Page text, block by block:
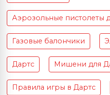
Аэрозольные пистолеты
Газовые балончики
Дартс Мишени для
Правила игры в Дартс